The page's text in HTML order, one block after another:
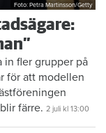
Foto: Petra Martinsson/Getty
in fler grupper på
för att modellen
färre. 2 juli kl 13:00